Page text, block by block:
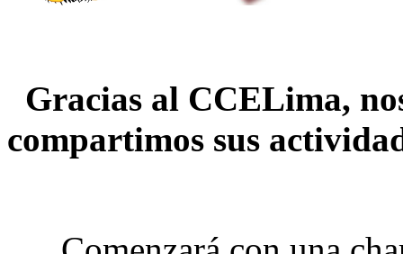
Gracias al CCELima,
compartimos sus